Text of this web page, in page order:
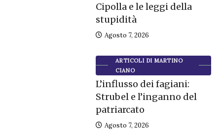
Cipolla e le leggi della
stupidità
Agosto 7, 2026
ARTICOLI DI MARTINO
CIANO
L’influsso dei fagiani:
Strubel e l’inganno del
patriarcato
Agosto 7, 2026